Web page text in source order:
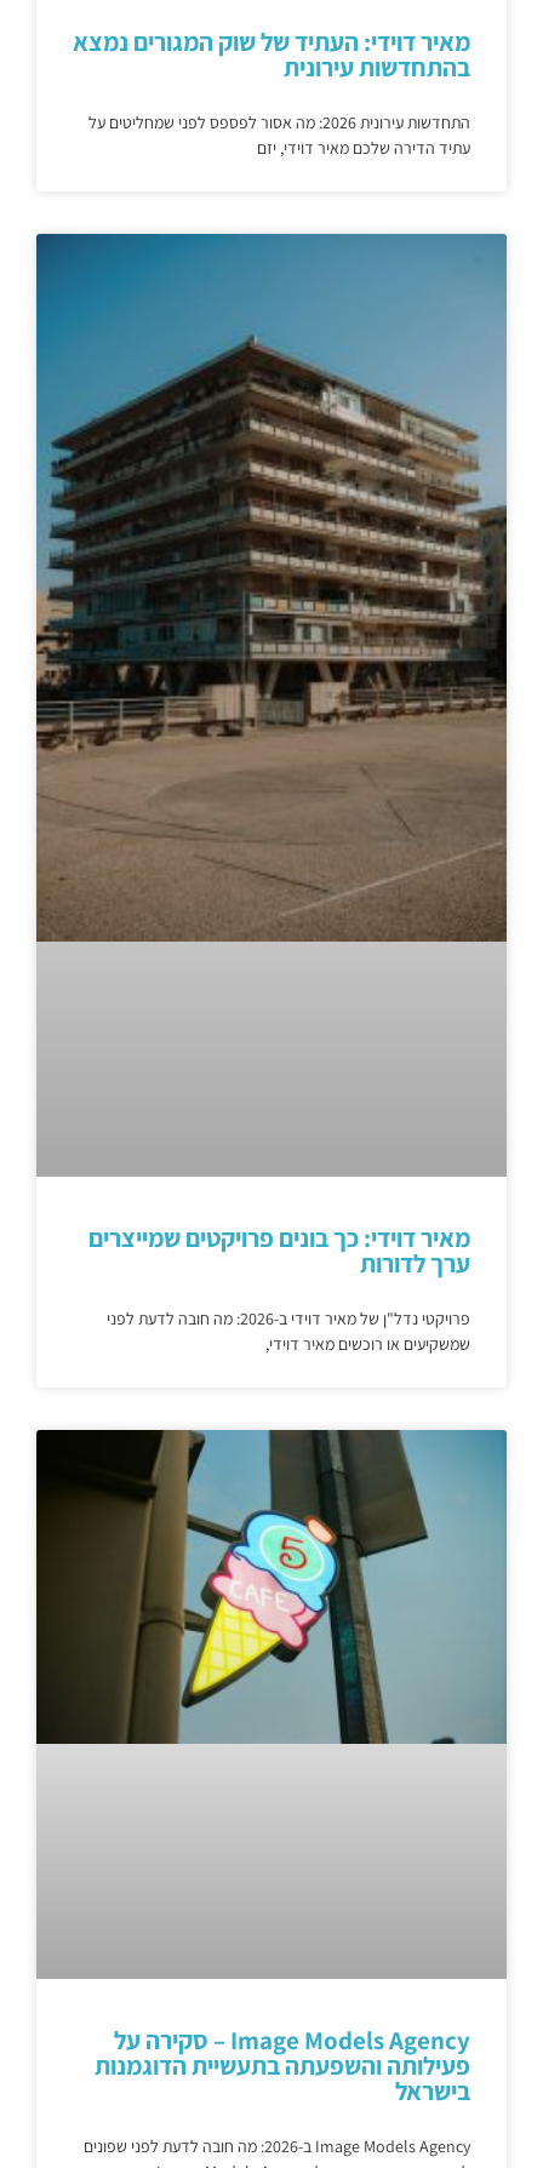
מאיר דוידי: העתיד של שוק המגורים נמצא
בהתחדשות עירונית
התחדשות עירונית 2026: מה אסור לפספס לפני שמחליטים על
עתיד הדירה שלכם מאיר דוידי, יזם
מאיר דוידי: כך בונים פרויקטים שמייצרים
ערך לדורות
פרויקטי נדל"ן של מאיר דוידי ב-2026: מה חובה לדעת לפני
שמשקיעים או רוכשים מאיר דוידי,
Image Models Agency – סקירה על
פעילותה והשפעתה בתעשיית הדוגמנות
בישראל
Image Models Agency ב-2026: מה חובה לדעת לפני שפונים